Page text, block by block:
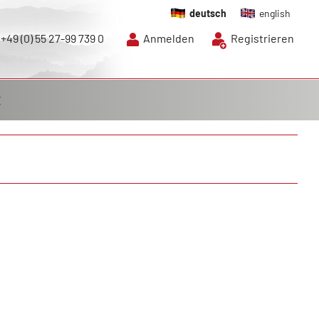
deutsch english
+49 (0) 55 27-99 739 0 Anmelden Registrieren